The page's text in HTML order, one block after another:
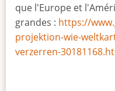
que l'Europe et
grandes : https://
projektion-wie-
verzerren-